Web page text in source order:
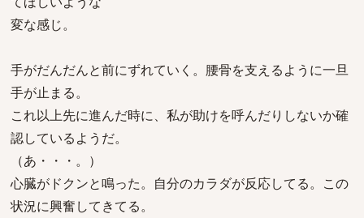
変な感じ。
手がだんだんと前にずれていく。腰骨を支えるように一旦
手が止まる。
これ以上先に進んだ時に、私が助けを呼んだりしないか確
認しているようだ。
（あ・・・。）
心臓がドクンと鳴った。自分のカラダが反応してる。この
状況に興奮してきてる。